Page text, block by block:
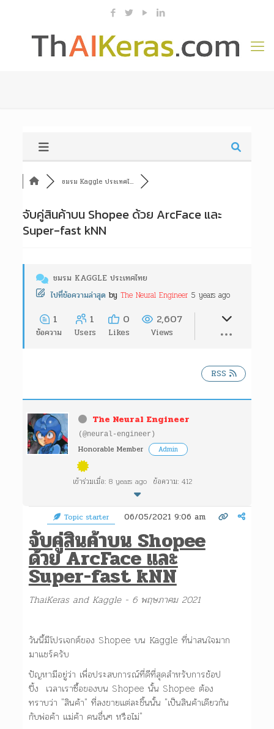
ชมรม Kaggle ประเทศไ...
จับคู่สินค้าบน Shopee ด้วย ArcFace และ
Super-fast kNN
ชมรม KAGGLE ประเทศไทย
ไปที่ข้อความล่าสุด by The Neural Engineer5 years ago
1
ข้อความ
1
Users
0
Likes
2,607
Views
RSS
The Neural Engineer
(@neural-engineer)
Honorable Member Admin
เข้าร่วมเมื่อ: 8 years ago ข้อความ: 412
Topic starter 06/05/2021 9:06 am
จับคู่สินค้าบน Shopee
ด้วย ArcFace และ
Super-fast kNN
ThaiKeras and Kaggle - 6 พฤษภาคม 2021
วันนี้มีโปรเจกต์ของ Shopee บน Kaggle ที่น่าสนใจมาก
มาแชร์ครับ
ปัญหามีอยู่ว่า เพื่อประสบการณ์ที่ดีที่สุดสำหรับการช้อป
ปิ้ง เวลาเราซื้อของบน Shopee นั้น Shopee ต้อง
ทราบว่า "สินค้า" ที่ลงขายแต่ละชิ้นนั้น "เป็นสินค้าเดียวกัน
กับพ่อค้า แม่ค้า คนอื่นๆ หรือไม่"